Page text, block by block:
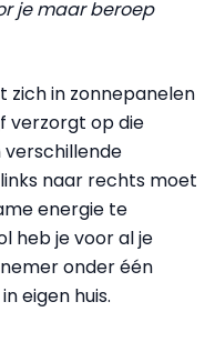
je maar beroep
zich in zonnepanelen
verzorgt op die
naar rechts moet
energie te
heb je voor al je
onder één
eigen huis.